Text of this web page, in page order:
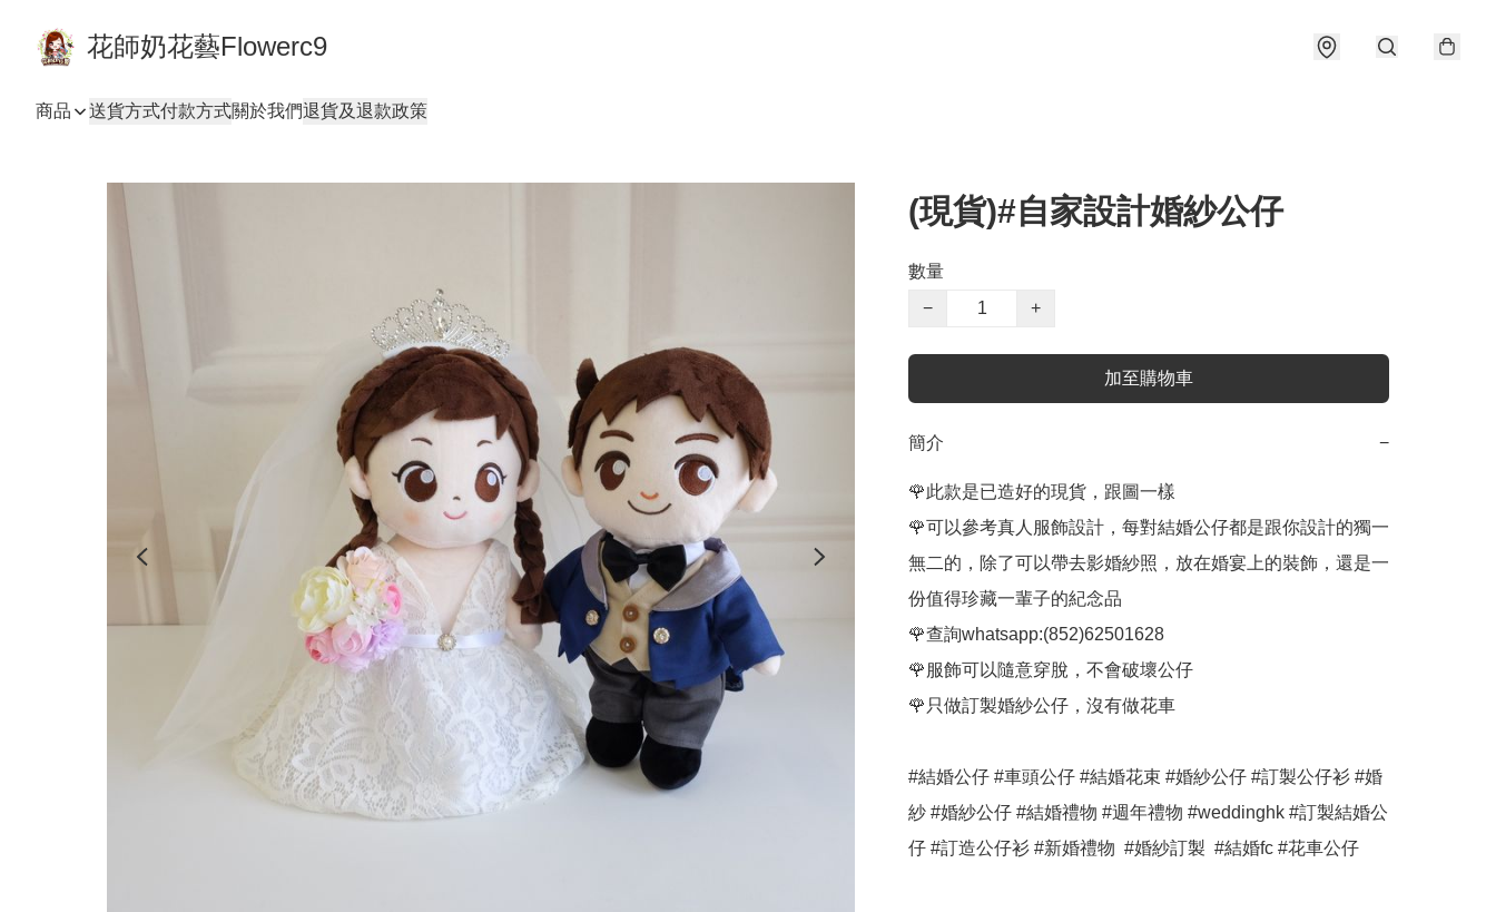
花師奶花藝Flowerc9
商品 送貨方式付款方式關於我們退貨及退款政策
(現貨)#自家設計婚紗公仔
數量
−
+
加至購物車
簡介 −
🌹此款是已造好的現貨，跟圖一樣
🌹可以參考真人服飾設計，每對結婚公仔都是跟你設計的獨一
無二的，除了可以帶去影婚紗照，放在婚宴上的裝飾，還是一
份值得珍藏一輩子的紀念品
🌹查詢whatsapp:(852)62501628
🌹服飾可以隨意穿脫，不會破壞公仔
🌹只做訂製婚紗公仔，沒有做花車
#結婚公仔 #車頭公仔 #結婚花束 #婚紗公仔 #訂製公仔衫 #婚
紗 #婚紗公仔 #結婚禮物 #週年禮物 #weddinghk #訂製結婚公
仔 #訂造公仔衫 #新婚禮物  #婚紗訂製  #結婚fc #花車公仔